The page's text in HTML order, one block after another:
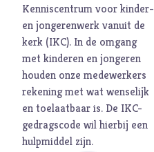
R
Racisme
Relatie
Religie
S
Schepping
Schoonheid
Seks
Sport
Kenniscentrum voor kinder-
en jongerenwerk vanuit de
kerk (IKC). In de omgang
met kinderen en jongeren
houden onze medewerkers
rekening met wat wenselijk
en toelaatbaar is. De IKC-
gedragscode wil hierbij een
hulpmiddel zijn.